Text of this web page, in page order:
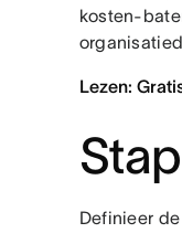
kosten-
Lezen:
Definieer